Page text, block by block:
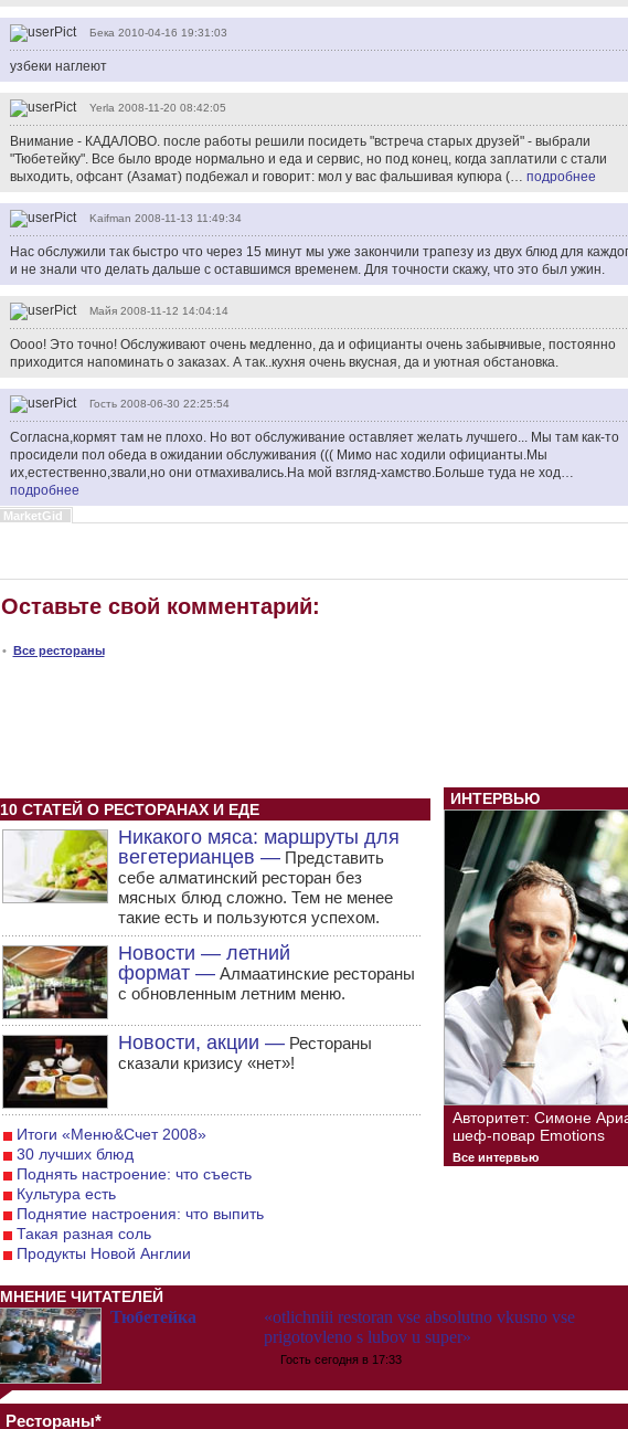
Бека 2010-04-16 19:31:03
узбеки наглеют
Yerla 2008-11-20 08:42:05
Внимание - КАДАЛОВО. после работы решили посидеть "встреча старых друзей" - выбрали
"Тюбетейку". Все было вроде нормально и еда и сервис, но под конец, когда заплатили с стали
выходить, офсант (Азамат) подбежал и говорит: мол у вас фальшивая купюра (… подробнее
Kaifman 2008-11-13 11:49:34
Нас обслужили так быстро что через 15 минут мы уже закончили трапезу из двух блюд для
и не знали что делать дальше с оставшимся временем. Для точности скажу, что это был ужин.
Майя 2008-11-12 14:04:14
Оооо! Это точно! Обслуживают очень медленно, да и официанты очень забывчивые, постоянно
приходится напоминать о заказах. А так..кухня очень вкусная, да и уютная обстановка.
Гость 2008-06-30 22:25:54
Согласна,кормят там не плохо. Но вот обслуживание оставляет желать лучшего... Мы там как-то
просидели пол обеда в ожидании обслуживания ((( Мимо нас ходили официанты.Мы
их,естественно,звали,но они отмахивались.На мой взгляд-хамство.Больше туда не ход…
подробнее
MarketGid
Оставьте свой комментарий:
• Все рестораны
10 СТАТЕЙ О РЕСТОРАНАХ И ЕДЕ
Никакого мяса: маршруты для
вегетерианцев —Представить
себе алматинский ресторан без
мясных блюд сложно. Тем не менее
такие есть и пользуются успехом.
Новости — летний
формат —Алмаатинские рестораны
с обновленным летним меню.
Новости, акции —Рестораны
сказали кризису «нет»!
Итоги «Меню&Счет 2008»
30 лучших блюд
Поднять настроение: что съесть
Культура есть
Поднятие настроения: что выпить
Такая разная соль
Продукты Новой Англии
ИНТЕРВЬЮ
Авторитет: Симоне
шеф-повар Emotions
Все интервью
МНЕНИЕ ЧИТАТЕЛЕЙ
Тюбетейка
«otlichniii restoran vse absolutno vkusno vse
prigotovleno s lubov u super»
Гостьсегодня в 17:33
Рестораны*